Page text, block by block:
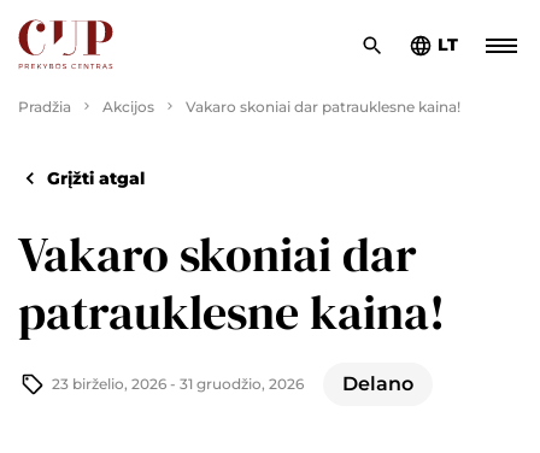
LT
Pradžia Akcijos Vakaro skoniai dar patrauklesne kaina!
Grįžti atgal
Vakaro skoniai dar
patrauklesne kaina!
23 birželio, 2026 - 31 gruodžio, 2026 Delano